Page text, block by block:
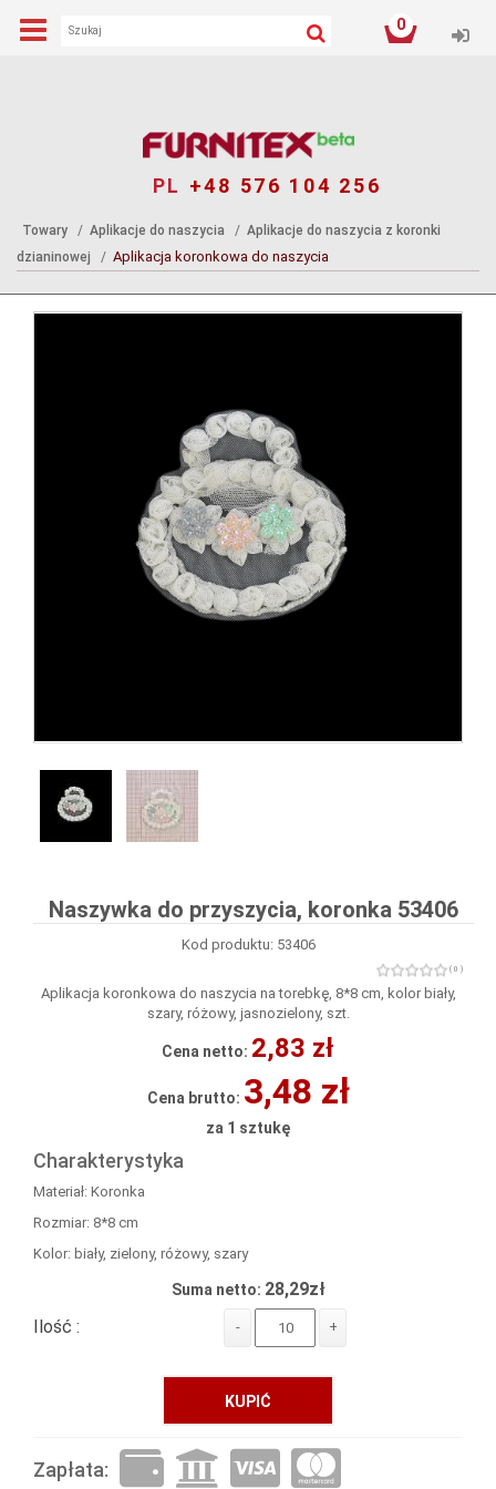
0
PL +48 576 104 256
Towary Aplikacje do naszycia
Aplikacje do naszycia z koronki
dzianinowej
Aplikacja koronkowa do naszycia
Naszywka do przyszycia, koronka 53406
Kod produktu: 53406
( 0 )
Aplikacja koronkowa do naszycia na torebkę, 8*8 cm, kolor biały,
szary, różowy, jasnozielony, szt.
Cena netto: 2,83 zł
Cena brutto: 3,48 zł
za 1 sztukę
Charakterystyka
Materiał: Koronka
Rozmiar: 8*8 cm
Kolor: biały, zielony, różowy, szary
Suma netto: 28,29zł
Ilość :
- +
KUPIĆ
Zapłata: